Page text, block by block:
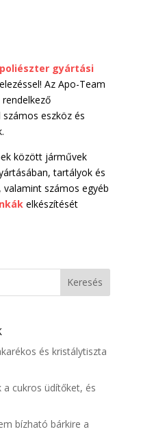
poliészter gyártási
Az Apo-Team
eszköz és
között járművek
tartályok és
számos egyéb
elkészítését
és kristálytiszta
cukros üdítőket, és
bízható bárkire a